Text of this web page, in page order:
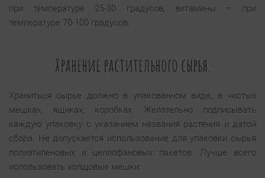
при температуре 25-30 градусов, витамины – при
температуре 70-100 градусов.
Хранение растительного сырья.
Храниться сырье должно в упакованном виде, в чистых
мешках, ящиках, коробках. Желательно подписывать
каждую упаковку с указанием названия растения и датой
сбора. Не допускается использование для упаковки сырья
полиэтиленовых и целлофановых пакетов. Лучше всего
использовать холщовые мешки.